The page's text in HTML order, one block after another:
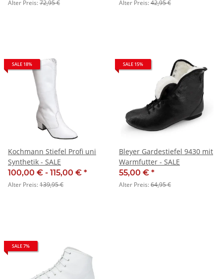
Alter Preis:72,95 € Alter Preis:42,95 €
SALE 18%
Kochmann Stiefel Profi uni
Synthetik - SALE
100,00 € - 115,00 € *
Alter Preis:139,95 €
SALE 15%
Bleyer Gardestiefel 9430 mit
Warmfutter - SALE
55,00 € *
Alter Preis:64,95 €
SALE 7%